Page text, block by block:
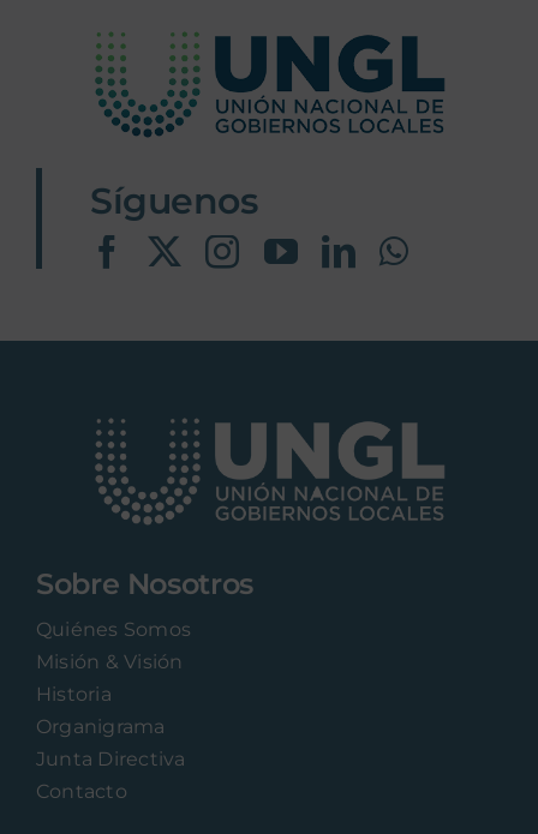
Síguenos
Sobre Nosotros
Quiénes Somos
Misión & Visión
Historia
Organigrama
Junta Directiva
Contacto